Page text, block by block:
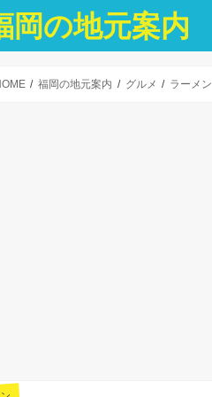
岡の地元案内
福岡の地元案内 グルメ ラーメン